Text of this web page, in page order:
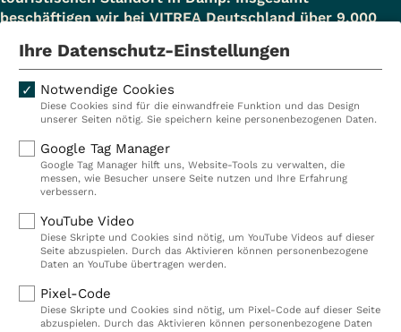
beschäftigen wir bei VITREA Deutschland über 9.000
Kliniken
Ambulant
Reha
Prävention
Karriere
VITREA Deutschland
IMPRESSUM
HINWEISGEBERSYSTEM
Ihre Datenschutz-Einstellungen
Notwendige Cookies
Diese Cookies sind für die einwandfreie Funktion und das Design
unserer Seiten nötig. Sie speichern keine personenbezogenen Daten.
Google Tag Manager
Google Tag Manager hilft uns, Website-Tools zu verwalten, die
messen, wie Besucher unsere Seite nutzen und Ihre Erfahrung
verbessern.
YouTube Video
Diese Skripte und Cookies sind nötig, um YouTube Videos auf dieser
Seite abzuspielen. Durch das Aktivieren können personenbezogene
Daten an YouTube übertragen werden.
Pixel-Code
Diese Skripte und Cookies sind nötig, um Pixel-Code auf dieser Seite
abzuspielen. Durch das Aktivieren können personenbezogene Daten